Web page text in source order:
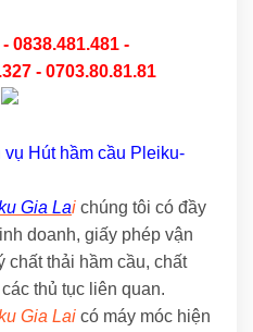
0838.481.481 -
- 0703.80.81.81
Hút hầm cầu Pleiku-
Gia Lai chúng tôi có đầy
doanh, giấy phép vận
chất thải hầm cầu, chất
thủ tục liên quan.
Gia Lai có máy móc hiện